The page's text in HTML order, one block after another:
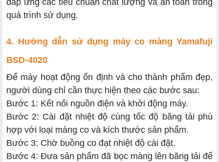
đáp ứng các tiêu chuẩn chất lượng và an toàn trong
quá trình sử dụng.
4. Hướng dẫn sử dụng máy co màng Yamafuji
BSD-4020
Để máy hoạt động ổn định và cho thành phẩm đẹp,
người dùng chỉ cần thực hiện theo các bước sau:
Bước 1: Kết nối nguồn điện và khởi động máy.
Bước 2: Cài đặt nhiệt độ cùng tốc độ băng tải phù
hợp với loại màng co và kích thước sản phẩm.
Bước 3: Chờ buồng co đạt nhiệt độ cài đặt.
Bước 4: Đưa sản phẩm đã bọc màng lên băng tải để